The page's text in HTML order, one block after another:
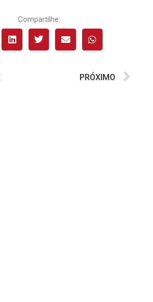
Compartilhe:
PRÓXIMO